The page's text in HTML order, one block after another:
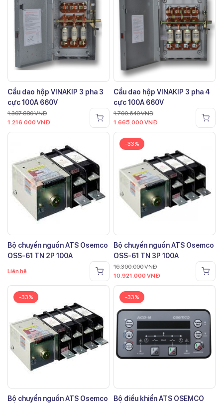
Cầu dao hộp VINAKIP 3 pha 3
cực 100A 660V
1.307.880VNĐ
1.216.000 VNĐ
Cầu dao hộp VINAKIP 3 pha 4
cực 100A 660V
1.790.640VNĐ
1.665.000 VNĐ
Bộ chuyển nguồn ATS Osemco
OSS-61 TN 2P 100A
Liên hệ
-33%
Bộ chuyển nguồn ATS Osemco
OSS-61 TN 3P 100A
16.300.000VNĐ
10.921.000 VNĐ
-33%
Bộ chuyển nguồn ATS Osemco
-33%
Bộ điều khiển ATS OSEMCO